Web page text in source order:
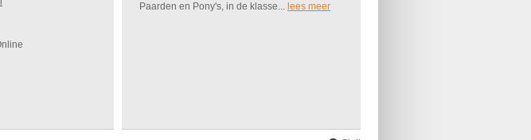
Paarden en Pony's, in de klasse... lees meer